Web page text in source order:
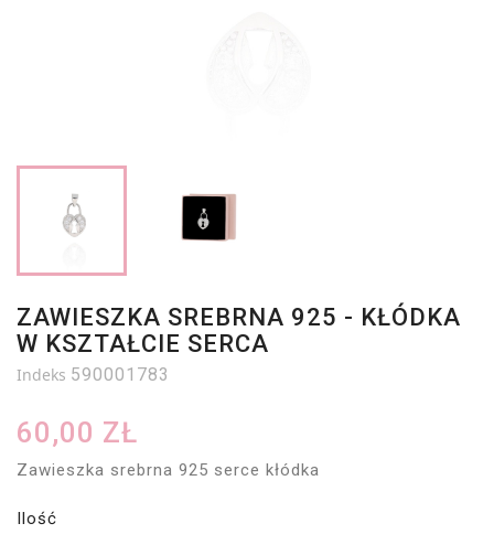
ZAWIESZKA SREBRNA 925 - KŁÓDKA
W KSZTAŁCIE SERCA
Indeks 590001783
60,00 ZŁ
Zawieszka srebrna 925 serce kłódka
Ilość